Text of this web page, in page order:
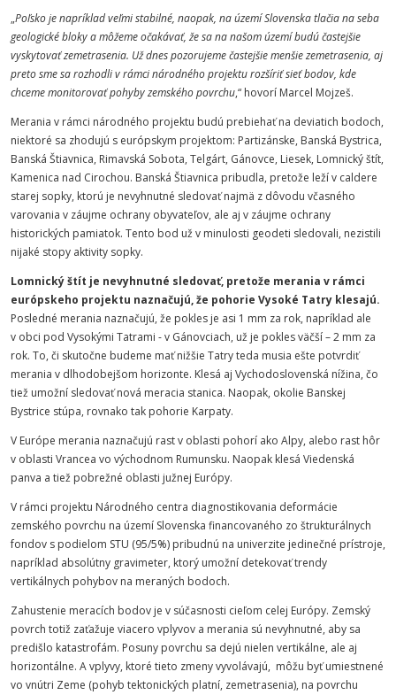
„Poľsko je napríklad veľmi stabilné, naopak, na území Slovenska tlačia na seba
geologické bloky a môžeme očakávať, že sa na našom území budú častejšie
vyskytovať zemetrasenia. Už dnes pozorujeme častejšie menšie zemetrasenia, aj
preto sme sa rozhodli v rámci národného projektu rozšíriť sieť bodov, kde
chceme monitorovať pohyby zemského povrchu,“ hovorí Marcel Mojzeš.
Merania v rámci národného projektu budú prebiehať na deviatich bodoch,
niektoré sa zhodujú s európskym projektom: Partizánske, Banská Bystrica,
Banská Štiavnica, Rimavská Sobota, Telgárt, Gánovce, Liesek, Lomnický štít,
Kamenica nad Cirochou. Banská Štiavnica pribudla, pretože leží v caldere
starej sopky, ktorú je nevyhnutné sledovať najmä z dôvodu včasného
varovania v záujme ochrany obyvateľov, ale aj v záujme ochrany
historických pamiatok. Tento bod už v minulosti geodeti sledovali, nezistili
nijaké stopy aktivity sopky.
Lomnický štít je nevyhnutné sledovať, pretože merania v rámci
európskeho projektu naznačujú, že pohorie Vysoké Tatry klesajú.
Posledné merania naznačujú, že pokles je asi 1 mm za rok, napríklad ale
v obci pod Vysokými Tatrami - v Gánovciach, už je pokles väčší – 2 mm za
rok. To, či skutočne budeme mať nižšie Tatry teda musia ešte potvrdiť
merania v dlhodobejšom horizonte. Klesá aj Vychodoslovenská nížina, čo
tiež umožní sledovať nová meracia stanica. Naopak, okolie Banskej
Bystrice stúpa, rovnako tak pohorie Karpaty.
V Európe merania naznačujú rast v oblasti pohorí ako Alpy, alebo rast hôr
v oblasti Vrancea vo východnom Rumunsku. Naopak klesá Viedenská
panva a tiež pobrežné oblasti južnej Európy.
V rámci projektu Národného centra diagnostikovania deformácie
zemského povrchu na území Slovenska financovaného zo štrukturálnych
fondov s podielom STU (95/5%) pribudnú na univerzite jedinečné prístroje,
napríklad absolútny gravimeter, ktorý umožní detekovať trendy
vertikálnych pohybov na meraných bodoch.
Zahustenie meracích bodov je v súčasnosti cieľom celej Európy. Zemský
povrch totiž zaťažuje viacero vplyvov a merania sú nevyhnutné, aby sa
predišlo katastrofám. Posuny povrchu sa dejú nielen vertikálne, ale aj
horizontálne. A vplyvy, ktoré tieto zmeny vyvolávajú, môžu byť umiestnené
vo vnútri Zeme (pohyb tektonických platní, zemetrasenia), na povrchu